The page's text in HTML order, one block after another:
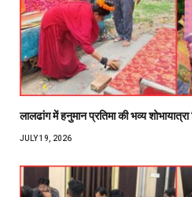
लालढांग में हनुमान प्रतिमा की भव्य
JULY 19, 2026